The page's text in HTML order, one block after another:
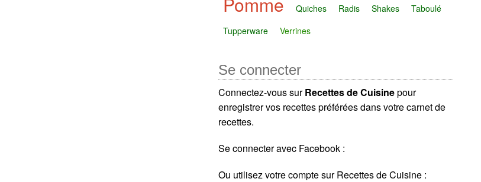
Quiches Radis Shakes
Taboulé
Tupperware
Verrines
Se connecter
Connectez-vous surRecettes de Cuisinepour
enregistrer vos recettes préférées dans votre carnet de
recettes.
Se connecter avec Facebook :
Ou utilisez votre compte sur Recettes de Cuisine :